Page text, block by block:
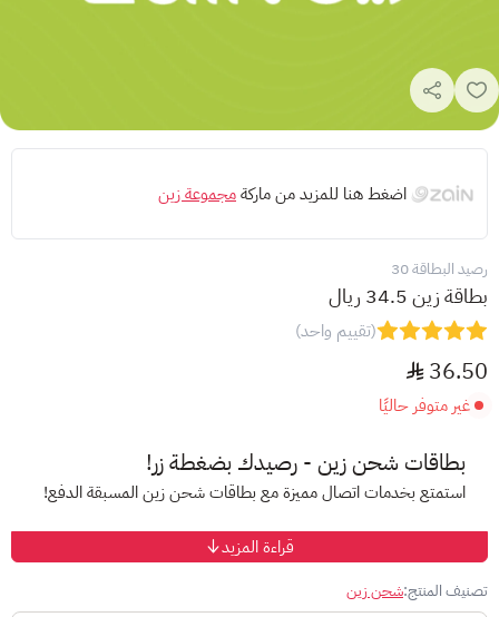
اضغط هنا للمزيد من ماركةمجموعة زين
رصيد البطاقة 30
بطاقة زين 34.5 ريال
(تقييم واحد)
36.50
غير متوفر حاليًا
بطاقات شحن زين - رصيدك بضغطة زر!
استمتع بخدمات اتصال مميزة مع بطاقات شحن زين المسبقة الدفع!
باقات متنوعة:
وأسعار تنافسية.
قراءة المزيد
تصنيف المنتج:شحن زين